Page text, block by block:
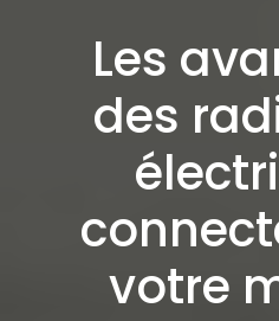
Les
des
votre